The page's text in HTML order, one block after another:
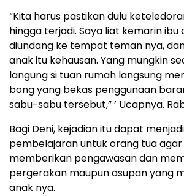
“Kita harus pastikan dulu
hingga terjadi. Saya liat kemarin
diundang ke tempat teman nya,
anak itu kehausan. Yang mungkin
langung si tuan rumah langsung
bong yang bekas penggunaan
sabu-sabu tersebut,” ’ Ucapnya.
Bagi Deni, kejadian itu dapat
pembelajaran untuk orang tua
memberikan pengawasan dan
pergerakan maupun asupan yang
anak nya.